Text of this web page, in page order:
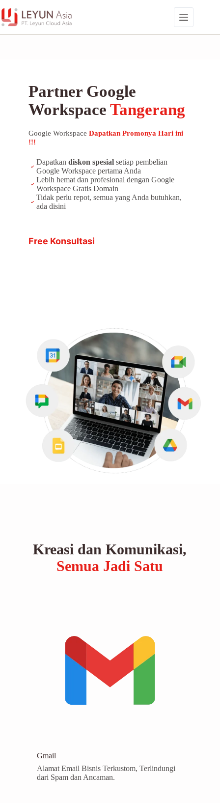
to
content
Partner Google
Workspace Tangerang
Google Workspace Dapatkan Promonya Hari ini
!!!
Dapatkan diskon spesialsetiap pembelian
Google Workspace pertama Anda
Lebih hemat dan profesional dengan Google
Workspace Gratis Domain
Tidak perlu repot, semua yang Anda butuhkan,
ada disini
Free Konsultasi
Kreasi dan Komunikasi,
Semua Jadi Satu
Gmail
Alamat Email Bisnis Terkustom, Terlindungi
dari Spam dan Ancaman.